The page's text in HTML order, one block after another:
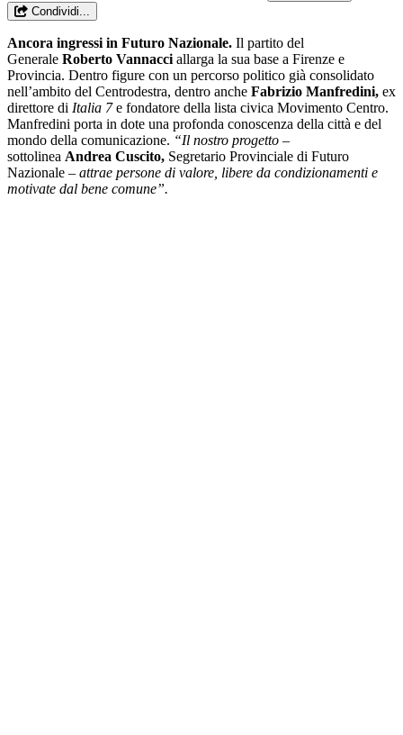
Condividi...
Ancora ingressi in Futuro Nazionale. Il partito del
Generale Roberto Vannacci allarga la sua base a Firenze e
Provincia. Dentro figure con un percorso politico già consolidato
nell’ambito del Centrodestra, dentro anche Fabrizio Manfredini, ex
direttore di Italia 7e fondatore della lista civica Movimento Centro.
Manfredini porta in dote una profonda conoscenza della città e del
mondo della comunicazione. “Il nostro progetto –
sottolinea Andrea Cuscito, Segretario Provinciale di Futuro
Nazionale – attrae persone di valore, libere da condizionamenti e
motivate dal bene comune”.